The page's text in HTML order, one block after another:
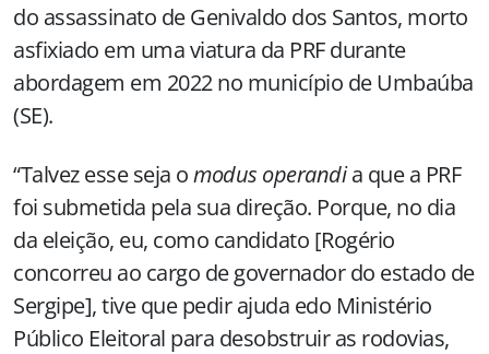
do assassinato de Genivaldo dos Santos, morto
asfixiado em uma viatura da PRF durante
abordagem em 2022 no município de Umbaúba
(SE).
“Talvez esse seja omodus operandia que a PRF
foi submetida pela sua direção. Porque, no dia
da eleição, eu, como candidato [Rogério
concorreu ao cargo de governador do estado de
Sergipe], tive que pedir ajuda edo Ministério
Público Eleitoral para desobstruir as rodovias,